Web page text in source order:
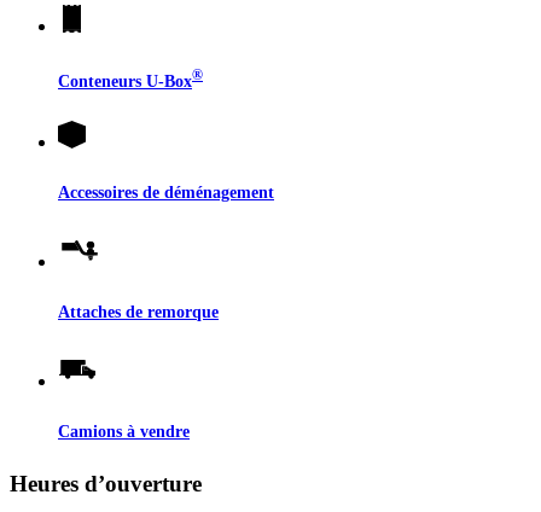
Conteneurs U-Box®
Accessoires de déménagement
Attaches de remorque
Camions à vendre
Heures d’ouverture